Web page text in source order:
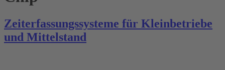
Zeiterfassungssysteme für Kleinbetriebe
und Mittelstand